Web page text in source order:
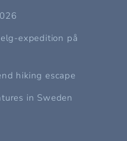
expedition på
hiking escape
in Sweden